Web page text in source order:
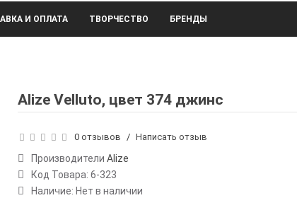
И ОПЛАТА ТВОРЧЕСТВО БРЕНДЫ
Alize Velluto, цвет 374 джинс
0 отзывов / Написать отзыв
Производители Alize
Код Товара: 6-323
Наличие: Нет в наличии